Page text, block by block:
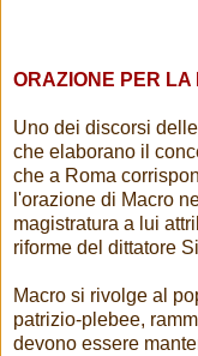
ORAZIONE PER LA
Uno dei discorsi
che elaborano il
che a Roma
l'orazione di Macro
magistratura a lui
riforme del dittatore
Macro si rivolge al
patrizio-plebee,
devono essere